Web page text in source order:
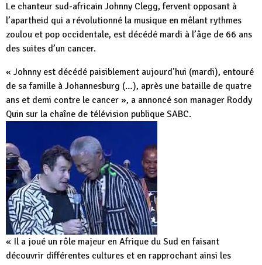
Le chanteur sud-africain Johnny Clegg, fervent opposant à
l’apartheid qui a révolutionné la musique en mêlant rythmes
zoulou et pop occidentale, est décédé mardi à l’âge de 66 ans
des suites d’un cancer.
« Johnny est décédé paisiblement aujourd’hui (mardi), entouré
de sa famille à Johannesburg (…), après une bataille de quatre
ans et demi contre le cancer », a annoncé son manager Roddy
Quin sur la chaîne de télévision publique SABC.
« Il a joué un rôle majeur en Afrique du Sud en faisant
découvrir différentes cultures et en rapprochant ainsi les